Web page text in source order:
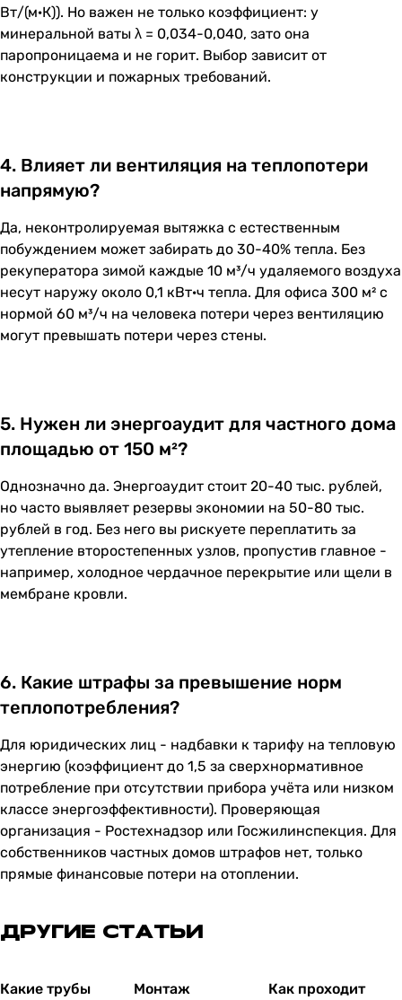
Вт/(м·К)). Но важен не только коэффициент: у
минеральной ваты λ = 0,034-0,040, зато она
паропроницаема и не горит. Выбор зависит от
конструкции и пожарных требований.
4. Влияет ли вентиляция на теплопотери
напрямую?
Да, неконтролируемая вытяжка с естественным
побуждением может забирать до 30-40% тепла. Без
рекуператора зимой каждые 10 м³/ч удаляемого воздуха
несут наружу около 0,1 кВт·ч тепла. Для офиса 300 м² с
нормой 60 м³/ч на человека потери через вентиляцию
могут превышать потери через стены.
5. Нужен ли энергоаудит для частного дома
площадью от 150 м²?
Однозначно да. Энергоаудит стоит 20-40 тыс. рублей,
но часто выявляет резервы экономии на 50-80 тыс.
рублей в год. Без него вы рискуете переплатить за
утепление второстепенных узлов, пропустив главное -
например, холодное чердачное перекрытие или щели в
мембране кровли.
6. Какие штрафы за превышение норм
теплопотребления?
Для юридических лиц - надбавки к тарифу на тепловую
энергию (коэффициент до 1,5 за сверхнормативное
потребление при отсутствии прибора учёта или низком
классе энергоэффективности). Проверяющая
организация - Ростехнадзор или Госжилинспекция. Для
собственников частных домов штрафов нет, только
прямые финансовые потери на отоплении.
ДРУГИЕ СТАТЬИ
Статьи
Какие трубы
Статьи
Монтаж
Статьи
Как проходит